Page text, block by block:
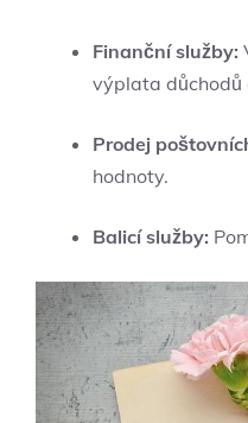
Finanční služby:
výplata důchodů
Prodej
hodnoty.
Balicí služby: